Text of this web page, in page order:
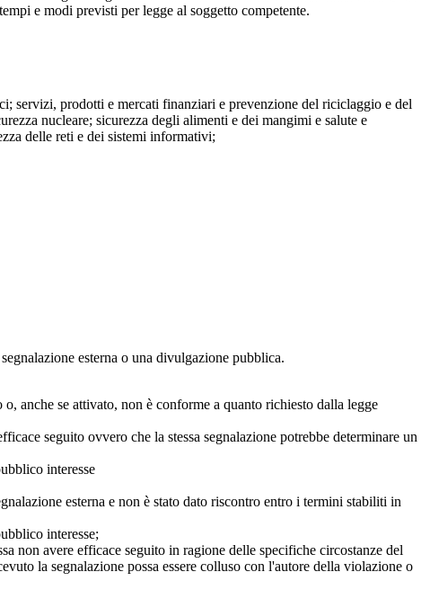
e modi previsti per legge al soggetto competente.
servizi, prodotti e mercati finanziari e prevenzione del riciclaggio e del
nucleare; sicurezza degli alimenti e dei mangimi e salute e
delle reti e dei sistemi informativi;
esterna o una divulgazione pubblica.
anche se attivato, non è conforme a quanto richiesto dalla legge
seguito ovvero che la stessa segnalazione potrebbe determinare un
interesse
esterna e non è stato dato riscontro entro i termini stabiliti in
interesse;
non avere efficace seguito in ragione delle specifiche circostanze del
la segnalazione possa essere colluso con l'autore della violazione o